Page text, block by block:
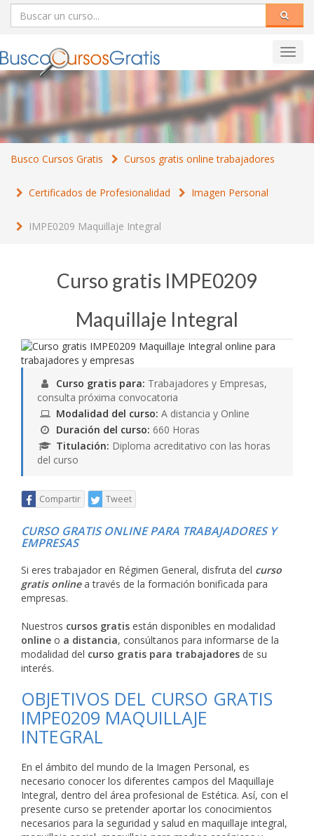
Busco Cursos Gratis Cursos gratis online trabajadores
Certificados de Profesionalidad Imagen Personal
IMPE0209 Maquillaje Integral
Curso gratis IMPE0209
Maquillaje Integral
Curso gratis para: Trabajadores y Empresas,
consulta próxima convocatoria
Modalidad del curso: A distancia y Online
Duración del curso: 660 Horas
Titulación: Diploma acreditativo con las horas
del curso
Compartir Tweet
CURSO GRATIS ONLINE PARA TRABAJADORES Y
EMPRESAS
Si eres trabajador en Régimen General, disfruta del curso
gratis onlinea través de la formación bonificada para
empresas.
Nuestros cursos gratis están disponibles en modalidad
online o a distancia, consúltanos para informarse de la
modalidad del curso gratis para trabajadores de su
interés.
OBJETIVOS DEL CURSO GRATIS
IMPE0209 MAQUILLAJE
INTEGRAL
En el ámbito del mundo de la Imagen Personal, es
necesario conocer los diferentes campos del Maquillaje
Integral, dentro del área profesional de Estética. Así, con el
presente curso se pretender aportar los conocimientos
necesarios para la seguridad y salud en maquillaje integral,